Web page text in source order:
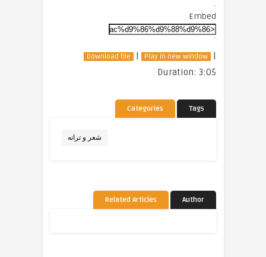
Embed
Download file | Play in new window
|
Duration: 3:05
Categories Tags
شعر و ترانه
Related Articles Author